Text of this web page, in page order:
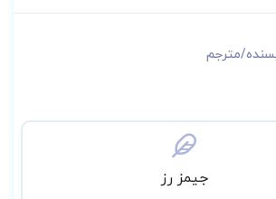
مترجم
جیمز رز